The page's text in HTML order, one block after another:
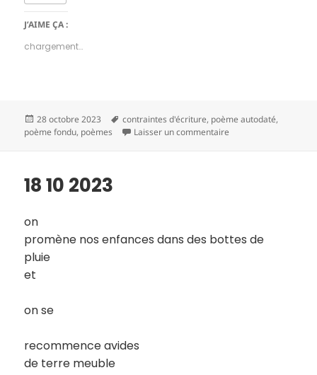
J’AIME ÇA :
chargement…
Publié
le
28 octobre 2023
Mots-
clés
contraintes d'écriture, poème autodaté,
poème fondu, poèmes Laisser un commentaire
18 10 2023
on
promène nos enfances dans des bottes de
pluie
et
on se
recommence avides
de terre meuble